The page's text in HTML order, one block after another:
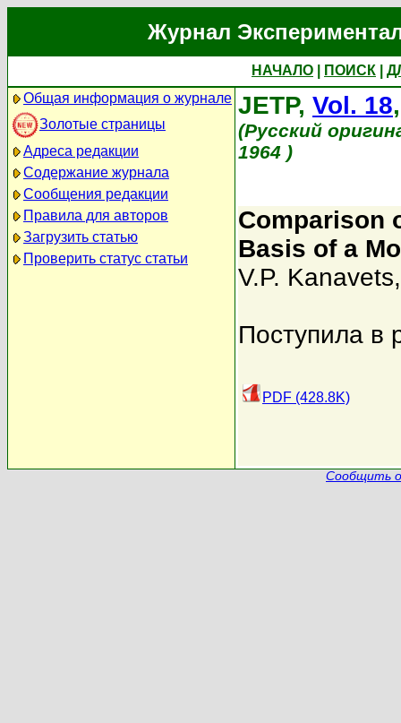
Журнал
НАЧАЛО ПОИСК
Общая информация о журнале
Золотые страницы
Адреса редакции
Содержание журнала
Сообщения редакции
Правила для авторов
Загрузить статью
Проверить статус статьи
JETP, Vol. 18
(Русский
1964 )
Comparison
Basis of a
V.P. Kanavets
Поступила в
PDF (428.8K)
Сообщить о